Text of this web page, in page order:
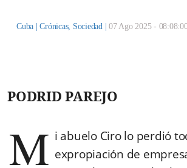
Cuba |Crónicas, Sociedad 07 Ago 2025 -
PODRID PAREJO
M i abuelo Ciro lo perdió
expropiación de